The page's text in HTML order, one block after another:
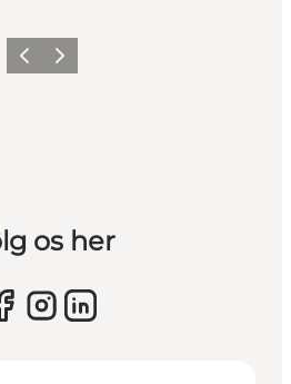
Vorherige Folie
Nächste Folie
os her